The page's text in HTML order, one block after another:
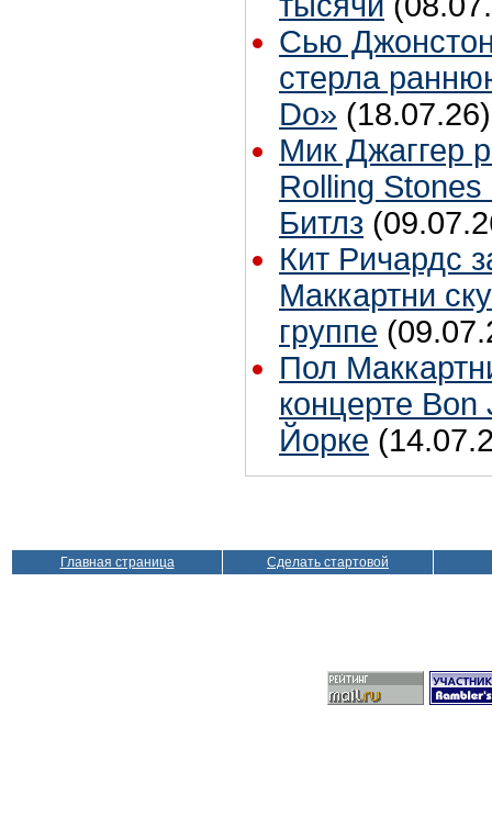
Сью
стерла
Do» (18.07.26)
Мик Джаггер
Rolling Stones
Битлз
Кит Ричардс
Маккартни
группе
Пол
концерте
Йорке
Главная страница Сделать стартовой